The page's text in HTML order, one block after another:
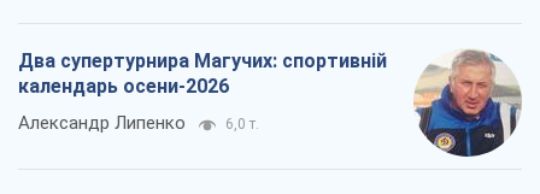
Два супертурнира Магучих: спортивній
календарь осени-2026
Александр Липенко 6,0 т.